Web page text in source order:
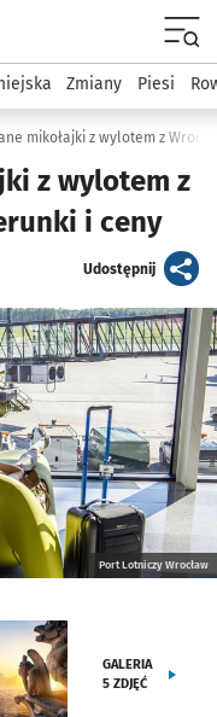
Komunikacja
Zmiany Piesi
mikołajki z wylotem z
z wylotem z
i ceny
Udostępnijartykuł
Port Lotniczy Wrocław
GALERIA
5 ZDJĘĆ